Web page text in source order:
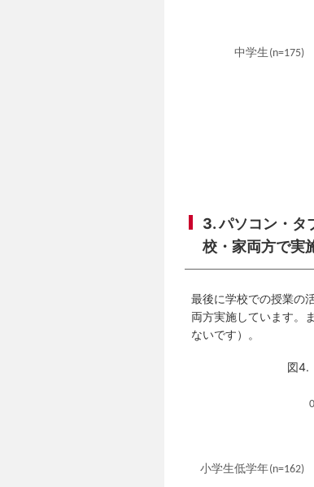
3. パソコン・
校・家両方で実
最後に学校での授業の
両方実施しています。
ないです）。
図4.